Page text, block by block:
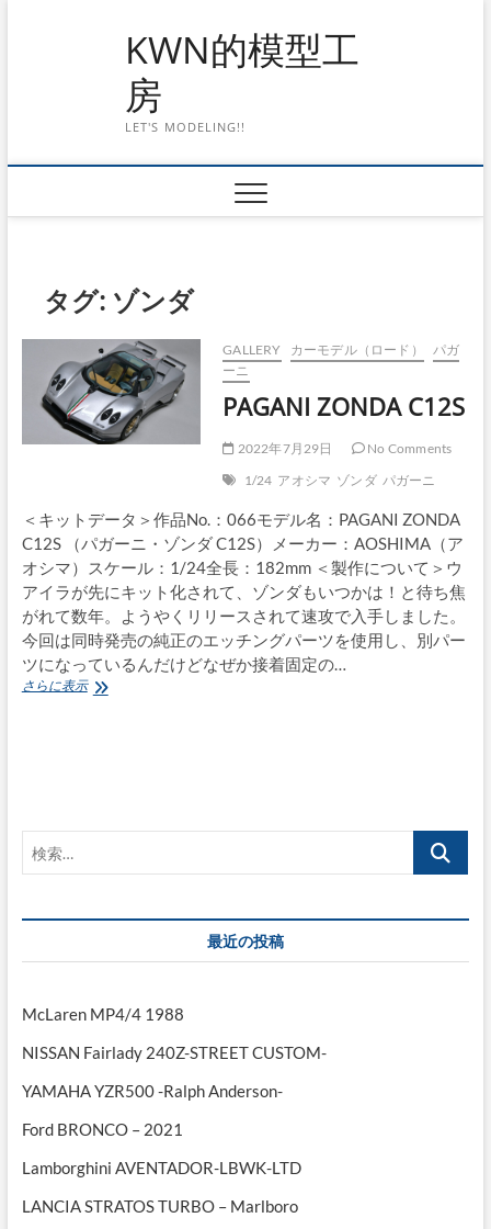
KWN的模型工
房
LET'S MODELING!!
タグ: ゾンダ
GALLERY カーモデル（ロード）
パガ
ーニ
PAGANI ZONDA C12S
2022年7月29日
No Comments
1/24 アオシマ ゾンダ パガーニ
＜キットデータ＞作品No.：066モデル名：PAGANI ZONDA
C12S （パガーニ・ゾンダ C12S）メーカー：AOSHIMA（ア
オシマ）スケール：1/24全長：182mm ＜製作について＞ウ
アイラが先にキット化されて、ゾンダもいつかは！と待ち焦
がれて数年。ようやくリリースされて速攻で入手しました。
今回は同時発売の純正のエッチングパーツを使用し、別パー
ツになっているんだけどなぜか接着固定の…
さらに表示PAGANI
索…
最近の投稿
McLaren MP4/4 1988
NISSAN Fairlady 240Z-STREET CUSTOM-
YAMAHA YZR500 -Ralph Anderson-
Ford BRONCO – 2021
Lamborghini AVENTADOR-LBWK-LTD
LANCIA STRATOS TURBO – Marlboro